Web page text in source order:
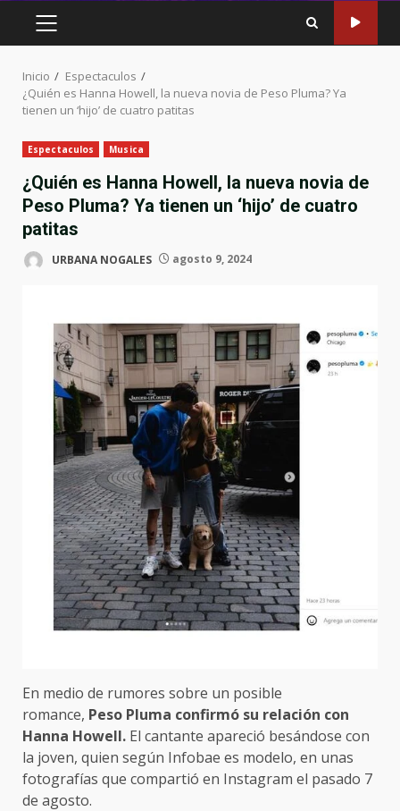
MENÚ
PRINCIPAL
Inicio
Espectaculos
¿Quién es Hanna Howell, la nueva novia de Peso Pluma? Ya
tienen un ‘hijo’ de cuatro patitas
Espectaculos Musica
¿Quién es Hanna Howell, la nueva novia de
Peso Pluma? Ya tienen un ‘hijo’ de cuatro
patitas
URBANA NOGALES agosto 9, 2024
En medio de rumores sobre un posible
romance, Peso Pluma confirmó su relación con
Hanna Howell. El cantante apareció besándose con
la joven, quien según Infobae es modelo, en unas
fotografías que compartió en Instagram el pasado 7
de agosto.